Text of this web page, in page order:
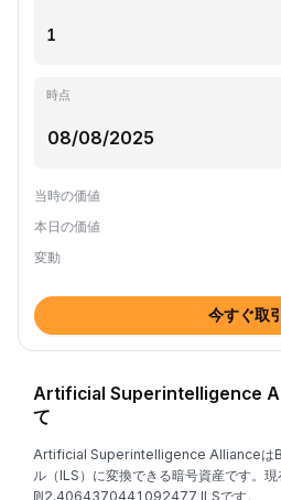
時点
当時の価値
本日の価値
変動
今すぐ取
Artificial Superintelligence
て
Artificial Superintelligence Allianceは
ル（ILS）に変換できる暗号資産です。
₪2.4064370441092477 ILSです。